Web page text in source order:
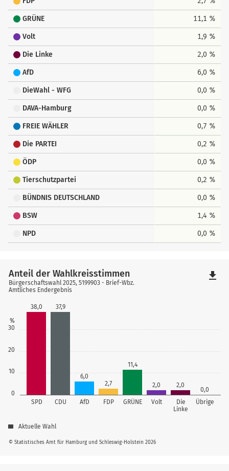
GRÜNE 11,1 %
Volt 1,9 %
Die Linke 2,0 %
AfD 6,0 %
DieWahl - WFG 0,0 %
DAVA-Hamburg 0,0 %
FREIE WÄHLER 0,7 %
Die PARTEI 0,2 %
ÖDP 0,0 %
Tierschutzpartei 0,2 %
BÜNDNIS DEUTSCHLAND 0,0 %
BSW 1,4 %
NPD 0,0 %
0
10
20
30
%
SPD CDU AfD FDP GRÜNE Volt
Die
Linke
Übrige
38,0 37,9
6,0
2,7
11,4
2,0 2,0
0,0
© Statistisches Amt für Hamburg und Schleswig-Holstein 2026
Anteil der Wahlkreisstimmen
Bürgerschaftswahl 2025, 5199903 - Brief-Wbz.
Amtliches Endergebnis
Aktuelle Wahl
file_download